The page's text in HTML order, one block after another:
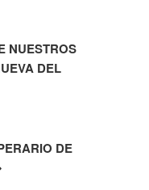
NUESTROS
DEL
DE